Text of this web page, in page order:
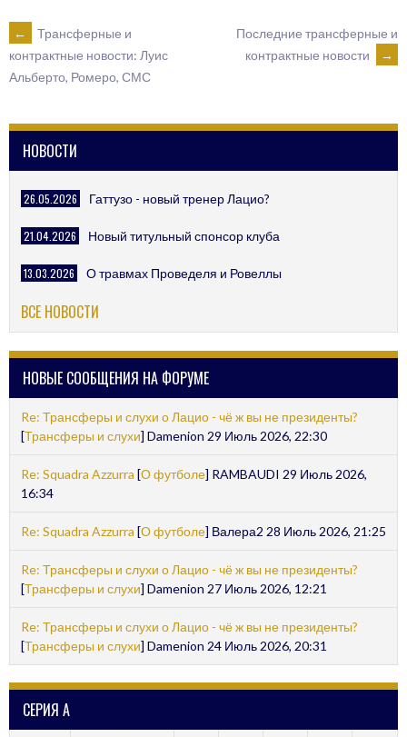
POST
NAVIGATION
←
Трансферные и
контрактные новости: Луис
Альберто, Ромеро, СМС
Последние трансферные и
контрактные новости
→
НОВОСТИ
26.05.2026 Гаттузо - новый тренер Лацио?
21.04.2026 Новый титульный спонсор клуба
13.03.2026 О травмах Проведеля и Ровеллы
ВСЕ НОВОСТИ
НОВЫЕ СООБЩЕНИЯ НА ФОРУМЕ
Re: Трансферы и слухи о Лацио - чё ж вы не президенты?
[Трансферы и слухи] Damenion 29 Июль 2026, 22:30
Re: Squadra Azzurra [О футболе] RAMBAUDI 29 Июль 2026,
16:34
Re: Squadra Azzurra [О футболе] Валера2 28 Июль 2026, 21:25
Re: Трансферы и слухи о Лацио - чё ж вы не президенты?
[Трансферы и слухи] Damenion 27 Июль 2026, 12:21
Re: Трансферы и слухи о Лацио - чё ж вы не президенты?
[Трансферы и слухи] Damenion 24 Июль 2026, 20:31
СЕРИЯ А